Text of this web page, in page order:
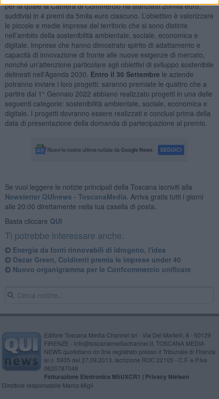
per la quale la Camera di Commercio ha stanziato 20mila euro,
suddivisi in 4 premi da 5mila euro ciascuno. L’obiettivo è valorizzare
le piccole e medie imprese del territorio che si sono distinte
nell’ambito della sostenibilità ambientale, sociale, economica e
digitale. Imprese che hanno dimostrato spirito di adattamento e
capacità di innovazione di fronte alle nuove esigenze di mercato,
nonché un'attenzione particolare agli obiettivi di sviluppo sostenibile
delineati nell'Agenda 2030. Entro il 30 Settembre le aziende
potranno inviare i loro progetti: saranno premiate le quattro che a
partire dal 1° Gennaio 2022 abbiano realizzato progetti in una delle
seguenti categorie: sostenibilità ambientale, sociale, economica e
digitale. I progetti dovranno essere realizzati e conclusi prima della
data di presentazione della domanda di partecipazione al premio.
Se vuoi leggere le notizie principali della Toscana iscriviti alla
Newsletter QUInews - ToscanaMedia. Arriva gratis tutti i giorni
alle 20:00 direttamente nella tua casella di posta.
Basta cliccare QUI
Ti potrebbe interessare anche:
Energia da fonti rinnovabili di idrogeno, l'idea
Oscar Green, Coldiretti premia le imprese under 40
Nuovo organigramma per le Confcommercio unificate
Editore Toscana Media Channel srl - Via Dei Martelli, 8 - 50129
FIRENZE - info@toscanamediachannel.it. TOSCANA MEDIA
NEWS quotidiano on line registrato presso il Tribunale di Firenze
al n. 5935 del 27.09.2013. Iscrizione ROC 22105 - C.F. e P.Iva
0620787048
Fatturazione Elettronica M5UXCR1 | Privacy Nielsen
Direttore responsabile Marco Migli